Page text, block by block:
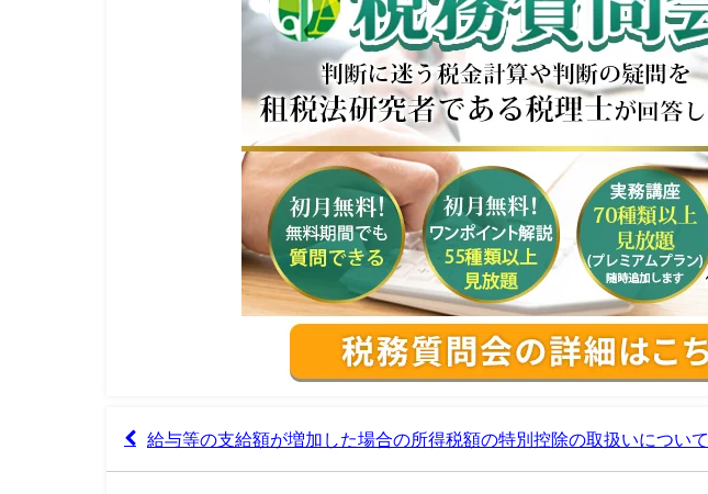
給与等の支給額が増加した場合の所得税額の特別控除の取扱いについて